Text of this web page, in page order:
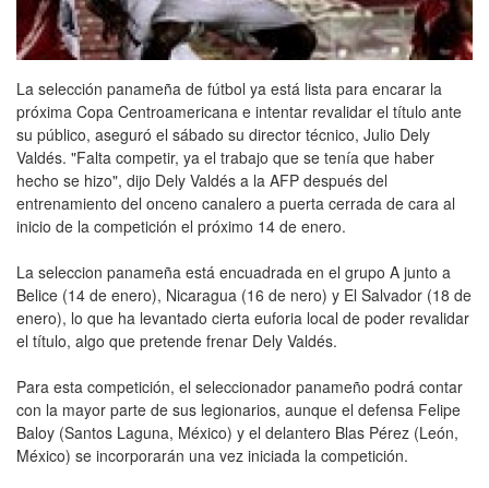
La selección panameña de fútbol ya está lista para encarar la
próxima Copa Centroamericana e intentar revalidar el título ante
su público, aseguró el sábado su director técnico, Julio Dely
Valdés. "Falta competir, ya el trabajo que se tenía que haber
hecho se hizo", dijo Dely Valdés a la AFP después del
entrenamiento del onceno canalero a puerta cerrada de cara al
inicio de la competición el próximo 14 de enero.
La seleccion panameña está encuadrada en el grupo A junto a
Belice (14 de enero), Nicaragua (16 de nero) y El Salvador (18 de
enero), lo que ha levantado cierta euforia local de poder revalidar
el título, algo que pretende frenar Dely Valdés.
Para esta competición, el seleccionador panameño podrá contar
con la mayor parte de sus legionarios, aunque el defensa Felipe
Baloy (Santos Laguna, México) y el delantero Blas Pérez (León,
México) se incorporarán una vez iniciada la competición.